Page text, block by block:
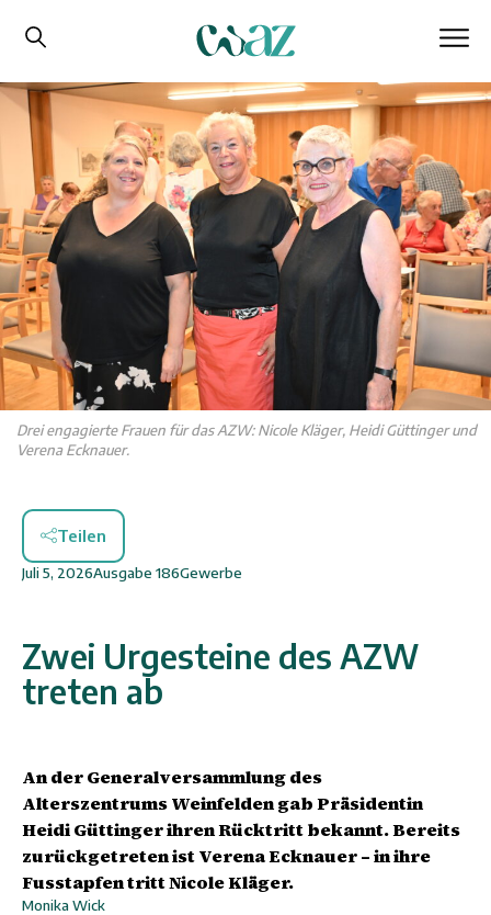
Drei engagierte Frauen für das AZW: Nicole Kläger, Heidi Güttinger und
Verena Ecknauer.
Teilen
Juli 5, 2026Ausgabe 186Gewerbe
Zwei Urgesteine des AZW
treten ab
An der Generalversammlung des
Alterszentrums Weinfelden gab Präsidentin
Heidi Güttinger ihren Rücktritt bekannt. Bereits
zurückgetreten ist Verena Ecknauer – in ihre
Fusstapfen tritt Nicole Kläger.
Monika Wick